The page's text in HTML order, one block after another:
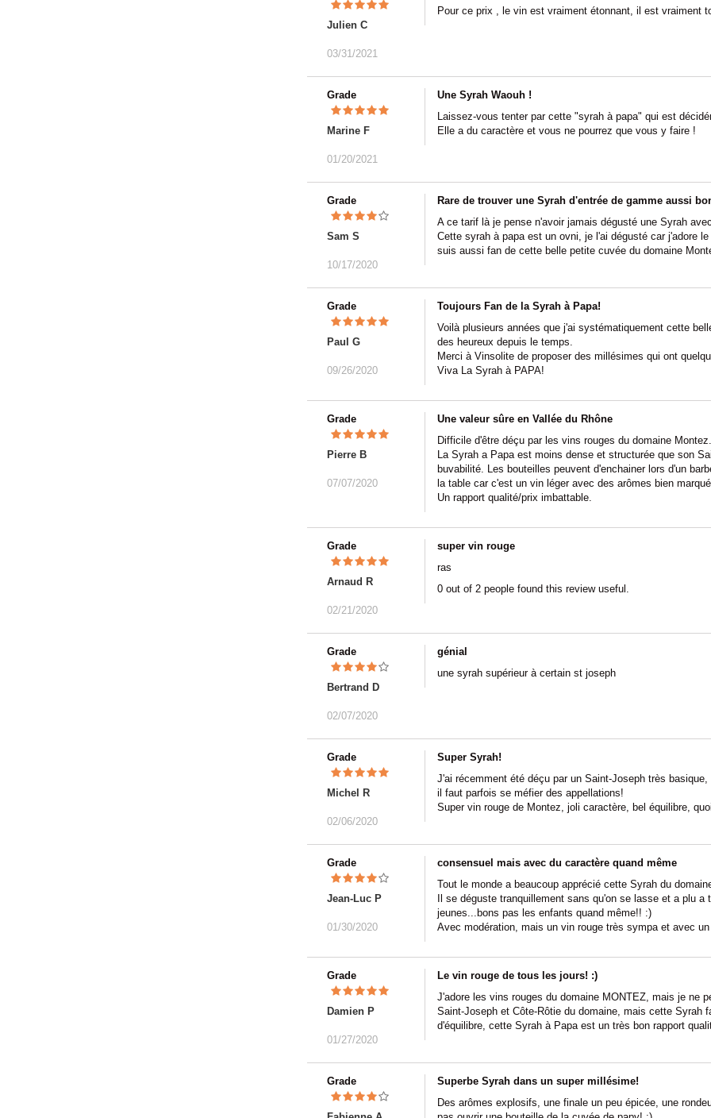
Julien C
03/31/2021
Pour ce prix , le vin est vraiment étonnant, il est vraiment
Grade
Marine F
01/20/2021
Une Syrah Waouh !
Laissez-vous tenter par cette "syrah à papa" qui est
Elle a du caractère et vous ne pourrez que vous y faire !
Grade
Sam S
10/17/2020
Rare de trouver une Syrah d'entrée de gamme aussi
A ce tarif là je pense n'avoir jamais dégusté une Syrah
Cette syrah à papa est un ovni, je l'ai dégusté car j'adore
suis aussi fan de cette belle petite cuvée du domaine
Grade
Paul G
09/26/2020
Toujours Fan de la Syrah à Papa!
Voilà plusieurs années que j'ai systématiquement cette
des heureux depuis le temps.
Merci à Vinsolite de proposer des millésimes qui ont
Viva La Syrah à PAPA!
Grade
Pierre B
07/07/2020
Une valeur sûre en Vallée du Rhône
Difficile d'être déçu par les vins rouges du domaine
La Syrah a Papa est moins dense et structurée que son
buvabilité. Les bouteilles peuvent d'enchainer lors d'un
la table car c'est un vin léger avec des arômes bien
Un rapport qualité/prix imbattable.
Grade
Arnaud R
02/21/2020
super vin rouge
ras
0 out of 2 people found this review useful.
Grade
Bertrand D
02/07/2020
génial
une syrah supérieur à certain st joseph
Grade
Michel R
02/06/2020
Super Syrah!
J'ai récemment été déçu par un Saint-Joseph très
il faut parfois se méfier des appellations!
Super vin rouge de Montez, joli caractère, bel équilibre,
Grade
Jean-Luc P
01/30/2020
consensuel mais avec du caractère quand même
Tout le monde a beaucoup apprécié cette Syrah du
Il se déguste tranquillement sans qu'on se lasse et a plu
jeunes...bons pas les enfants quand même!! :)
Avec modération, mais un vin rouge très sympa et avec
Grade
Damien P
01/27/2020
Le vin rouge de tous les jours! :)
J'adore les vins rouges du domaine MONTEZ, mais je ne
Saint-Joseph et Côte-Rôtie du domaine, mais cette Syrah
d'équilibre, cette Syrah à Papa est un très bon rapport
Grade
Superbe Syrah dans un super millésime!
Des arômes explosifs, une finale un peu épicée, une